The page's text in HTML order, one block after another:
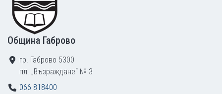
Община Габрово
гр. Габрово 5300
пл. „Възраждане“ № 3
066 818400